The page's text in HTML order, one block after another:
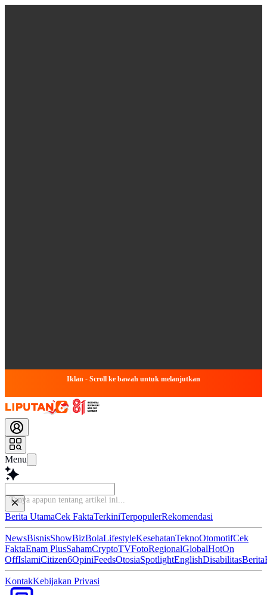
Iklan - Scroll ke bawah untuk melanjutkan
Menu
Tanya apapun tentang
Berita UtamaCek FaktaTerkiniTerpopulerRekomendasi
NewsBisnisShowBizBolaLifestyleKesehatanTeknoOtomotifCek
FaktaEnam PlusSahamCryptoTVFotoRegionalGlobalHotOn
OffIslamiCitizen6OpiniFeedsOtosiaSpotlightEnglishDisabilitasBerita
KontakKebijakan Privasi